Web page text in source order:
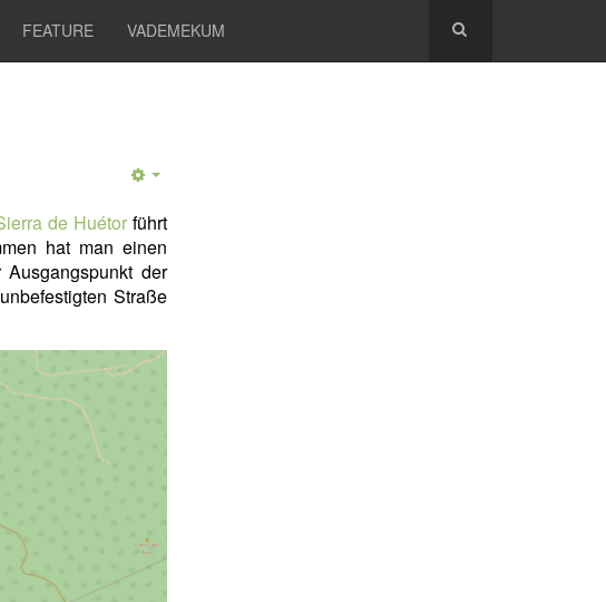
FEATURE VADEMEKUM
de Huétorführt
hat man einen
Ausgangspunkt der
Straße